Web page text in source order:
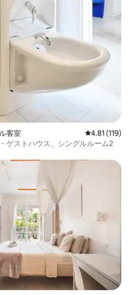
客室 レビュー119
4.81 (119)
ゲストハウス、シングルルーム2